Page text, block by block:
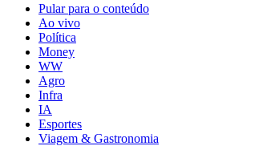
Pular para o conteúdo
Ao vivo
Política
Money
WW
Agro
Infra
IA
Esportes
Viagem & Gastronomia